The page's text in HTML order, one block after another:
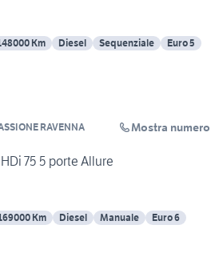
Km Diesel Sequenziale Euro 5
RAVENNA Mostra numero
75 5 porte Allure
Km Diesel Manuale Euro 6